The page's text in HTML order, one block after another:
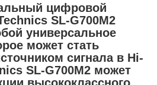
цифровой
SL-G700M2
универсальное
может стать
сигнала в Hi-
SL-G700M2 может